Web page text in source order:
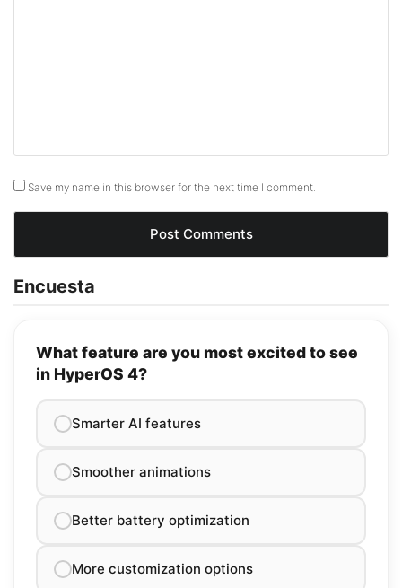
Save my name in this browser for the next time I comment.
Encuesta
What feature are you most excited to see
in HyperOS 4?
Smarter AI features
Smoother animations
Better battery optimization
More customization options